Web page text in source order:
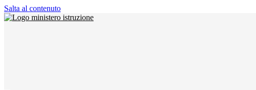
Salta al contenuto